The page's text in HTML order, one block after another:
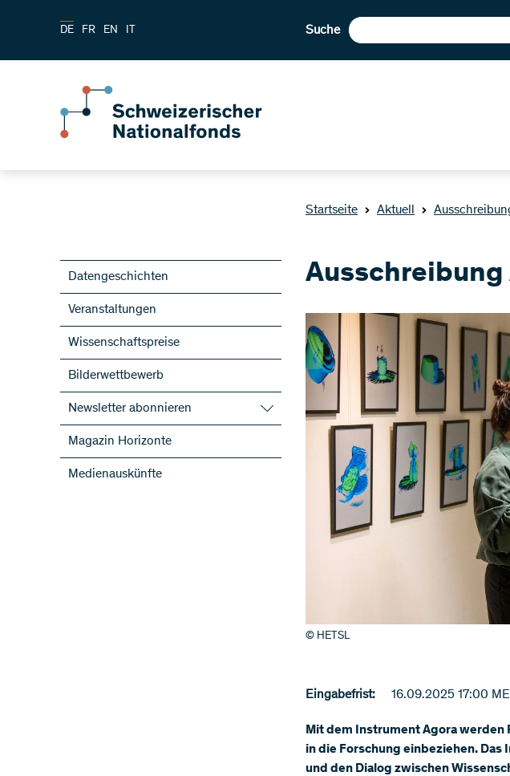
DE FR EN IT Suche
Startseite Aktuell
Datengeschichten
Veranstaltungen
Wissenschaftspreise
Bilderwettbewerb
Newsletter abonnieren
SNF-Newsletter abonnieren
Newsletter der NFP abonnieren
ScienceGeist
Magazin Horizonte
Medienauskünfte
Ausschreibung
© HETSL
Eingabefrist: 16.09.2025 17:00
Mit dem Instrument Agora
in die Forschung einbeziehen.
und den Dialog zwischen